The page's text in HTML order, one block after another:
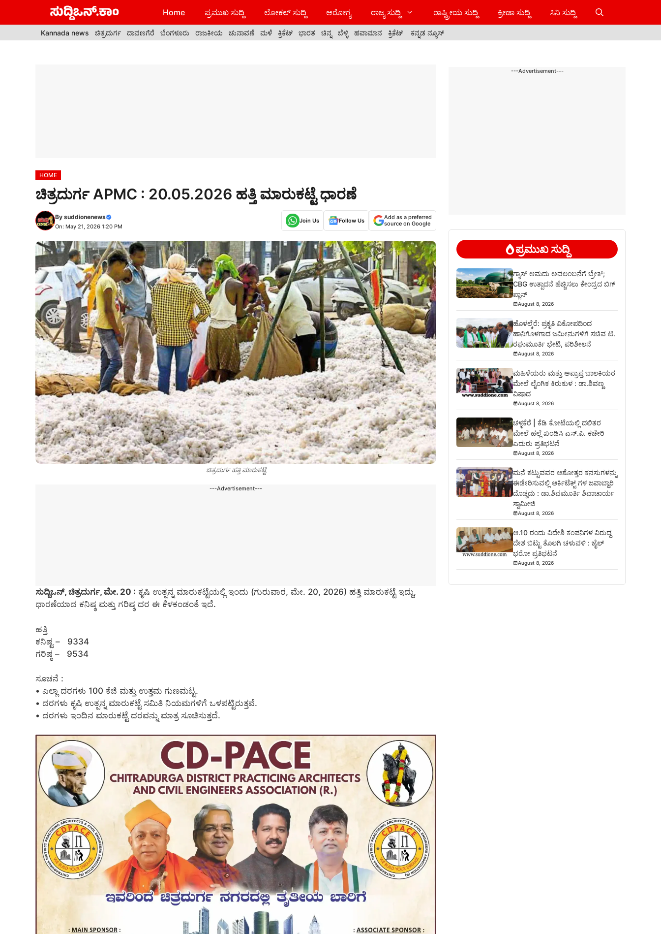
Home ಪ್ರಮುಖ ಸುದ್ದಿ ಲೋಕಲ್ ಸುದ್ದಿ ಆರೋಗ್ಯ ರಾಜ್ಯ ಸುದ್ದಿ ರಾಷ್ಟ್ರೀಯ ಸುದ್ದಿ ಕ್ರೀಡಾ ಸುದ್ದಿ ಸಿನಿ ಸುದ್ದಿ
Kannada news ಚಿತ್ರದುರ್ಗ ದಾವಣಗೆರೆ ಬೆಂಗಳೂರು ರಾಜಕೀಯ ಚುನಾವಣೆ ಮಳೆ ಕ್ರಿಕೆಟ್ ಭಾರತ ಚಿನ್ನ ಬೆಳ್ಳಿ ಹವಾಮಾನ ಕ್ರಿಕೆಟ್ ಕನ್ನಡ ನ್ಯೂಸ್
HOME
ಚಿತ್ರದುರ್ಗ APMC : 20.05.2026 ಹತ್ತಿ ಮಾರುಕಟ್ಟೆ ಧಾರಣೆ
By suddionenews
On: May 21, 2026 1:20 PM
Join Us Follow Us
Add as a preferred
source on Google
ಚಿತ್ರದುರ್ಗ ಹತ್ತಿ ಮಾರುಕಟ್ಟೆ
---Advertisement---
ಸುದ್ದಿಒನ್, ಚಿತ್ರದುರ್ಗ, ಮೇ. 20 : ಕೃಷಿ ಉತ್ಪನ್ನ ಮಾರುಕಟ್ಟೆಯಲ್ಲಿ ಇಂದು (ಗುರುವಾರ, ಮೇ. 20, 2026) ಹತ್ತಿ ಮಾರುಕಟ್ಟೆ ಇದ್ದು,
ಧಾರಣೆಯಾದ ಕನಿಷ್ಠ ಮತ್ತು ಗರಿಷ್ಠ ದರ ಈ ಕೆಳಕಂಡಂತೆ ಇದೆ.
ಹತ್ತಿ
ಕನಿಷ್ಟ – 9334
ಗರಿಷ್ಠ – 9534
ಸೂಚನೆ :
• ಎಲ್ಲಾ ದರಗಳು 100 ಕೆಜಿ ಮತ್ತು ಉತ್ತಮ ಗುಣಮಟ್ಟ.
• ದರಗಳು ಕೃಷಿ ಉತ್ಪನ್ನ ಮಾರುಕಟ್ಟೆ ಸಮಿತಿ ನಿಯಮಗಳಿಗೆ ಒಳಪಟ್ಟಿರುತ್ತವೆ.
• ದರಗಳು ಇಂದಿನ ಮಾರುಕಟ್ಟೆ ದರವನ್ನು ಮಾತ್ರ ಸೂಚಿಸುತ್ತದೆ.
---Advertisement---
ಪ್ರಮುಖ ಸುದ್ದಿ
ಗ್ಯಾಸ್ ಆಮದು ಅವಲಂಬನೆಗೆ ಬ್ರೇಕ್;
CBG ಉತ್ಪಾದನೆ ಹೆಚ್ಚಿಸಲು ಕೇಂದ್ರದ ಬಿಗ್
ಪ್ಲಾನ್
August 8, 2026
ಹೊಳಲ್ಕೆರೆ: ಪ್ರಕೃತಿ ವಿಕೋಪದಿಂದ
ಹಾನಿಗೊಳಗಾದ ಜಮೀನುಗಳಿಗೆ ಸಚಿವ ಟಿ.
ರಘುಮೂರ್ತಿ ಭೇಟಿ, ಪರಿಶೀಲನೆ
August 8, 2026
ಮಹಿಳೆಯರು ಮತ್ತು ಅಪ್ರಾಪ್ತ ಬಾಲಕಿಯರ
ಮೇಲೆ ಲೈಂಗಿಕ ಕಿರುಕುಳ : ಡಾ.ಶಿವಣ್ಣ
ವಿಷಾದ
August 8, 2026
ಚಳ್ಳಕೆರೆ | ಕೆಡಿ ಕೋಟೆಯಲ್ಲಿ ದಲಿತರ
ಮೇಲೆ ಹಲ್ಲೆ ಖಂಡಿಸಿ ಎಸ್.ಪಿ. ಕಚೇರಿ
ಎದುರು ಪ್ರತಿಭಟನೆ
August 8, 2026
ಮನೆ ಕಟ್ಟುವವರ ಆಶೋತ್ತರ ಕನಸುಗಳನ್ನು
ಈಡೇರಿಸುವಲ್ಲಿ ಆರ್ಕಿಟೆಕ್ಟ್ ಗಳ ಜವಾಬ್ದಾರಿ
ದೊಡ್ಡದು : ಡಾ.ಶಿವಮೂರ್ತಿ ಶಿವಾಚಾರ್ಯ
ಸ್ವಾಮೀಜಿ
August 8, 2026
ಆ.10 ರಂದು ವಿದೇಶಿ ಕಂಪನಿಗಳ ವಿರುದ್ದ
ದೇಶ ಬಿಟ್ಟು ತೊಲಗಿ ಚಳುವಳಿ : ಜೈಲ್
ಭರೋ ಪ್ರತಿಭಟನೆ
August 8, 2026